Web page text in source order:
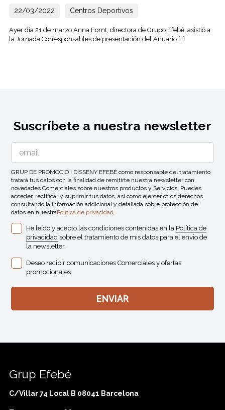
22/03/2022 Centros Deportivos
Ayer día 21 de marzo Anna Fornt, directora de Grupo Efebé, asistió a
la Jornada Corresponsables de presentación del Anuario […]
Suscríbete a nuestra newsletter
GRUP DE PROMOCIÓ I DISSENY EFEBÉ como responsable del tratamiento
tratará tus datos con la finalidad de remitirte nuestra newsletter con
novedades Comerciales sobre nuestros productos y Servicios. Puedes
acceder, rectificar y suprimir tus datos, así como ejercer otros derechos
consultando la información addicional y detallada sobre protección de
datos en nuestraPolítica de privacidad.
He leído y acepto las condiciones contenidas en la Política de
privacidad sobre el tratamiento de mis datos para el envio de
la newsletter.
Deseo recibir comunicaciones Comerciales y ofertas
promocionales
Grup Efebé
C/Villar 74 Local B 08041 Barcelona